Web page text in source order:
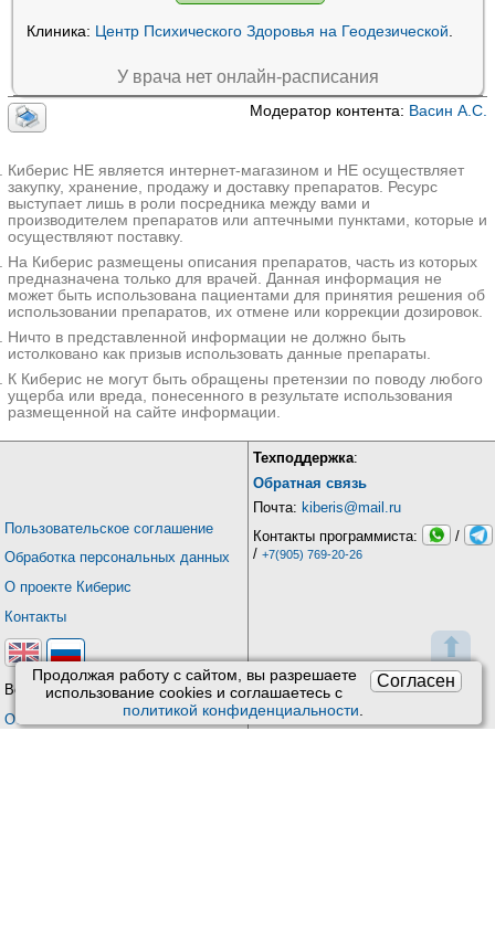
⬆
Согласен
Продолжая работу с сайтом, вы разрешаете
использование сookies и соглашаетесь с
политикой конфиденциальности.
Клиника: Центр Психического Здоровья на Геодезической
У врача нет онлайн-расписания
Модератор контента: Васин А.С.
Киберис НЕ является интернет-магазином и НЕ осуществляет
закупку, хранение, продажу и доставку препаратов. Ресурс
выступает лишь в роли посредника между вами и
производителем препаратов или аптечными пунктами, которые и
осуществляют поставку.
На Киберис размещены описания препаратов, часть из которых
предназначена только для врачей. Данная информация не
может быть использована пациентами для принятия решения об
использовании препаратов, их отмене или коррекции дозировок.
Ничто в представленной информации не должно быть
истолковано как призыв использовать данные препараты.
К Киберис не могут быть обращены претензии по поводу любого
ущерба или вреда, понесенного в результате использования
размещенной на сайте информации.
Пользовательское соглашение
Обработка персональных данных
О проекте Киберис
Контакты
Версия: 4.9
Обновления
Техподдержка:
Обратная связь
Почта: kiberis@mail.ru
Контакты программиста:
/
/ +7(905) 769-20-26